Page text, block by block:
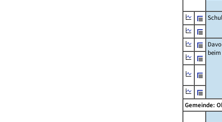
beim
Gemeinde: